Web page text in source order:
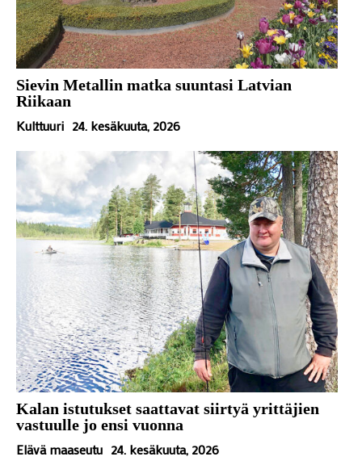
Sievin Metallin matka suuntasi Latvian
Riikaan
Kulttuuri 24. kesäkuuta, 2026
Kalan istutukset saattavat siirtyä yrittäjien
vastuulle jo ensi vuonna
Elävä maaseutu 24. kesäkuuta, 2026